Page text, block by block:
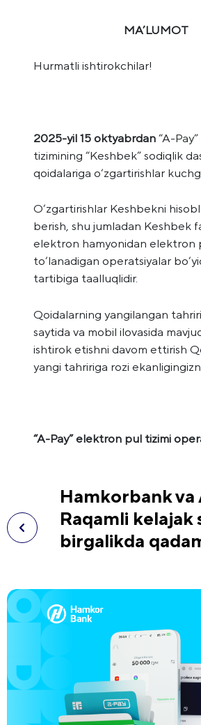
MA’LUMOT
Hurmatli ishtirokchilar!
2025-yil 15 oktyabrdan“A-
tizimining “Keshbek” sodiqlik
qoidalariga o‘zgartirishlar
O‘zgartirishlar Keshbekni
berish, shu jumladan Keshbek
elektron hamyonidan elektron
to‘lanadigan operatsiyalar
tartibiga taalluqlidir.
Qoidalarning yangilangan tahriri
saytida va mobil ilovasida
ishtirok etishni davom ettirish
yangi tahririga rozi
“A-Pay” elektron pul tizimi
Hamkorbank va
Raqamli kelajak
birgalikda